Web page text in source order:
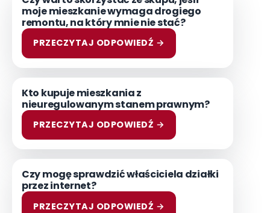
moje mieszkanie wymaga drogiego
remontu, na który mnie nie stać?
PRZECZYTAJ ODPOWIEDŹ →
Kto kupuje mieszkania z
nieuregulowanym stanem prawnym?
PRZECZYTAJ ODPOWIEDŹ →
Czy mogę sprawdzić właściciela działki
przez internet?
PRZECZYTAJ ODPOWIEDŹ →